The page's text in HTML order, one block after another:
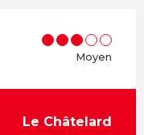
Moyen
Le Châtelard